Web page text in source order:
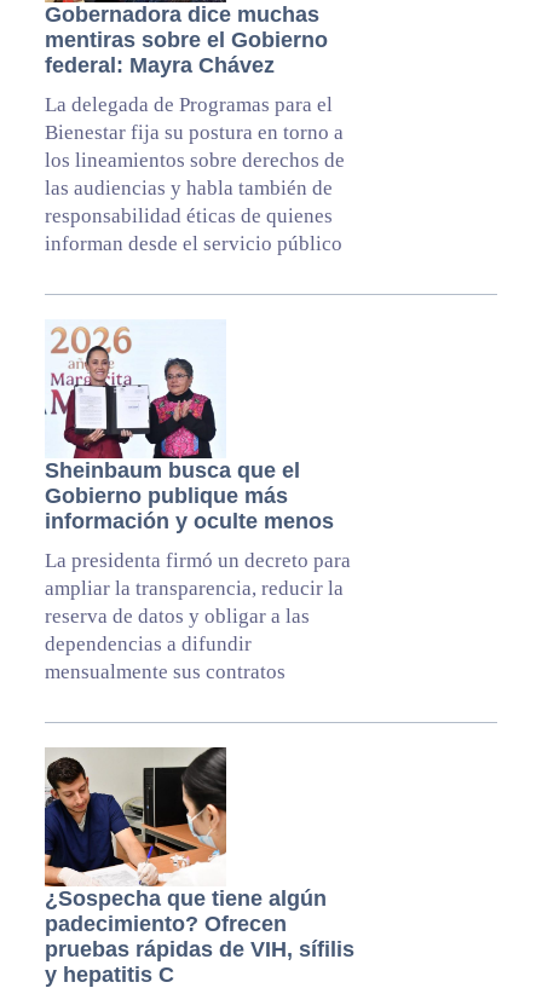
Gobernadora dice muchas
mentiras sobre el Gobierno
federal: Mayra Chávez
La delegada de Programas para el
Bienestar fija su postura en torno a
los lineamientos sobre derechos de
las audiencias y habla también de
responsabilidad éticas de quienes
informan desde el servicio público
Sheinbaum busca que el
Gobierno publique más
información y oculte menos
La presidenta firmó un decreto para
ampliar la transparencia, reducir la
reserva de datos y obligar a las
dependencias a difundir
mensualmente sus contratos
¿Sospecha que tiene algún
padecimiento? Ofrecen
pruebas rápidas de VIH, sífilis
y hepatitis C